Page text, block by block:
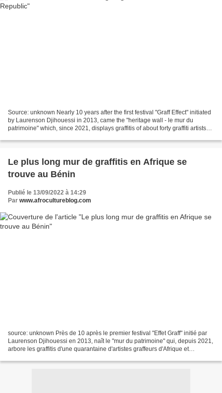
Source: unknown Nearly 10 years after the first festival "Graff Effect" initiated
by Laurenson Djihouessi in 2013, came the "heritage wall - le mur du
patrimoine" which, since 2021, displays graffitis of about forty graffiti artists
Le plus long mur de graffitis en Afrique se
trouve au Bénin
Publié le 13/09/2022 à 14:29
Par www.afrocultureblog.com
source: unknown Près de 10 après le premier festival "Effet Graff" initié par
Laurenson Djihouessi en 2013, naît le "mur du patrimoine" qui, depuis 2021,
arbore les graffitis d'une quarantaine d'artistes graffeurs d'Afrique et